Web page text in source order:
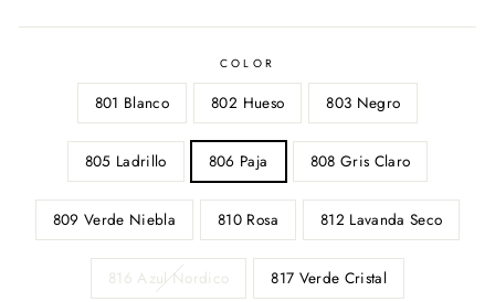
COLOR
801 Blanco 802 Hueso 803 Negro
805 Ladrillo 806 Paja 808 Gris Claro
809 Verde Niebla 810 Rosa 812 Lavanda Seco
816 Azul Nordico 817 Verde Cristal